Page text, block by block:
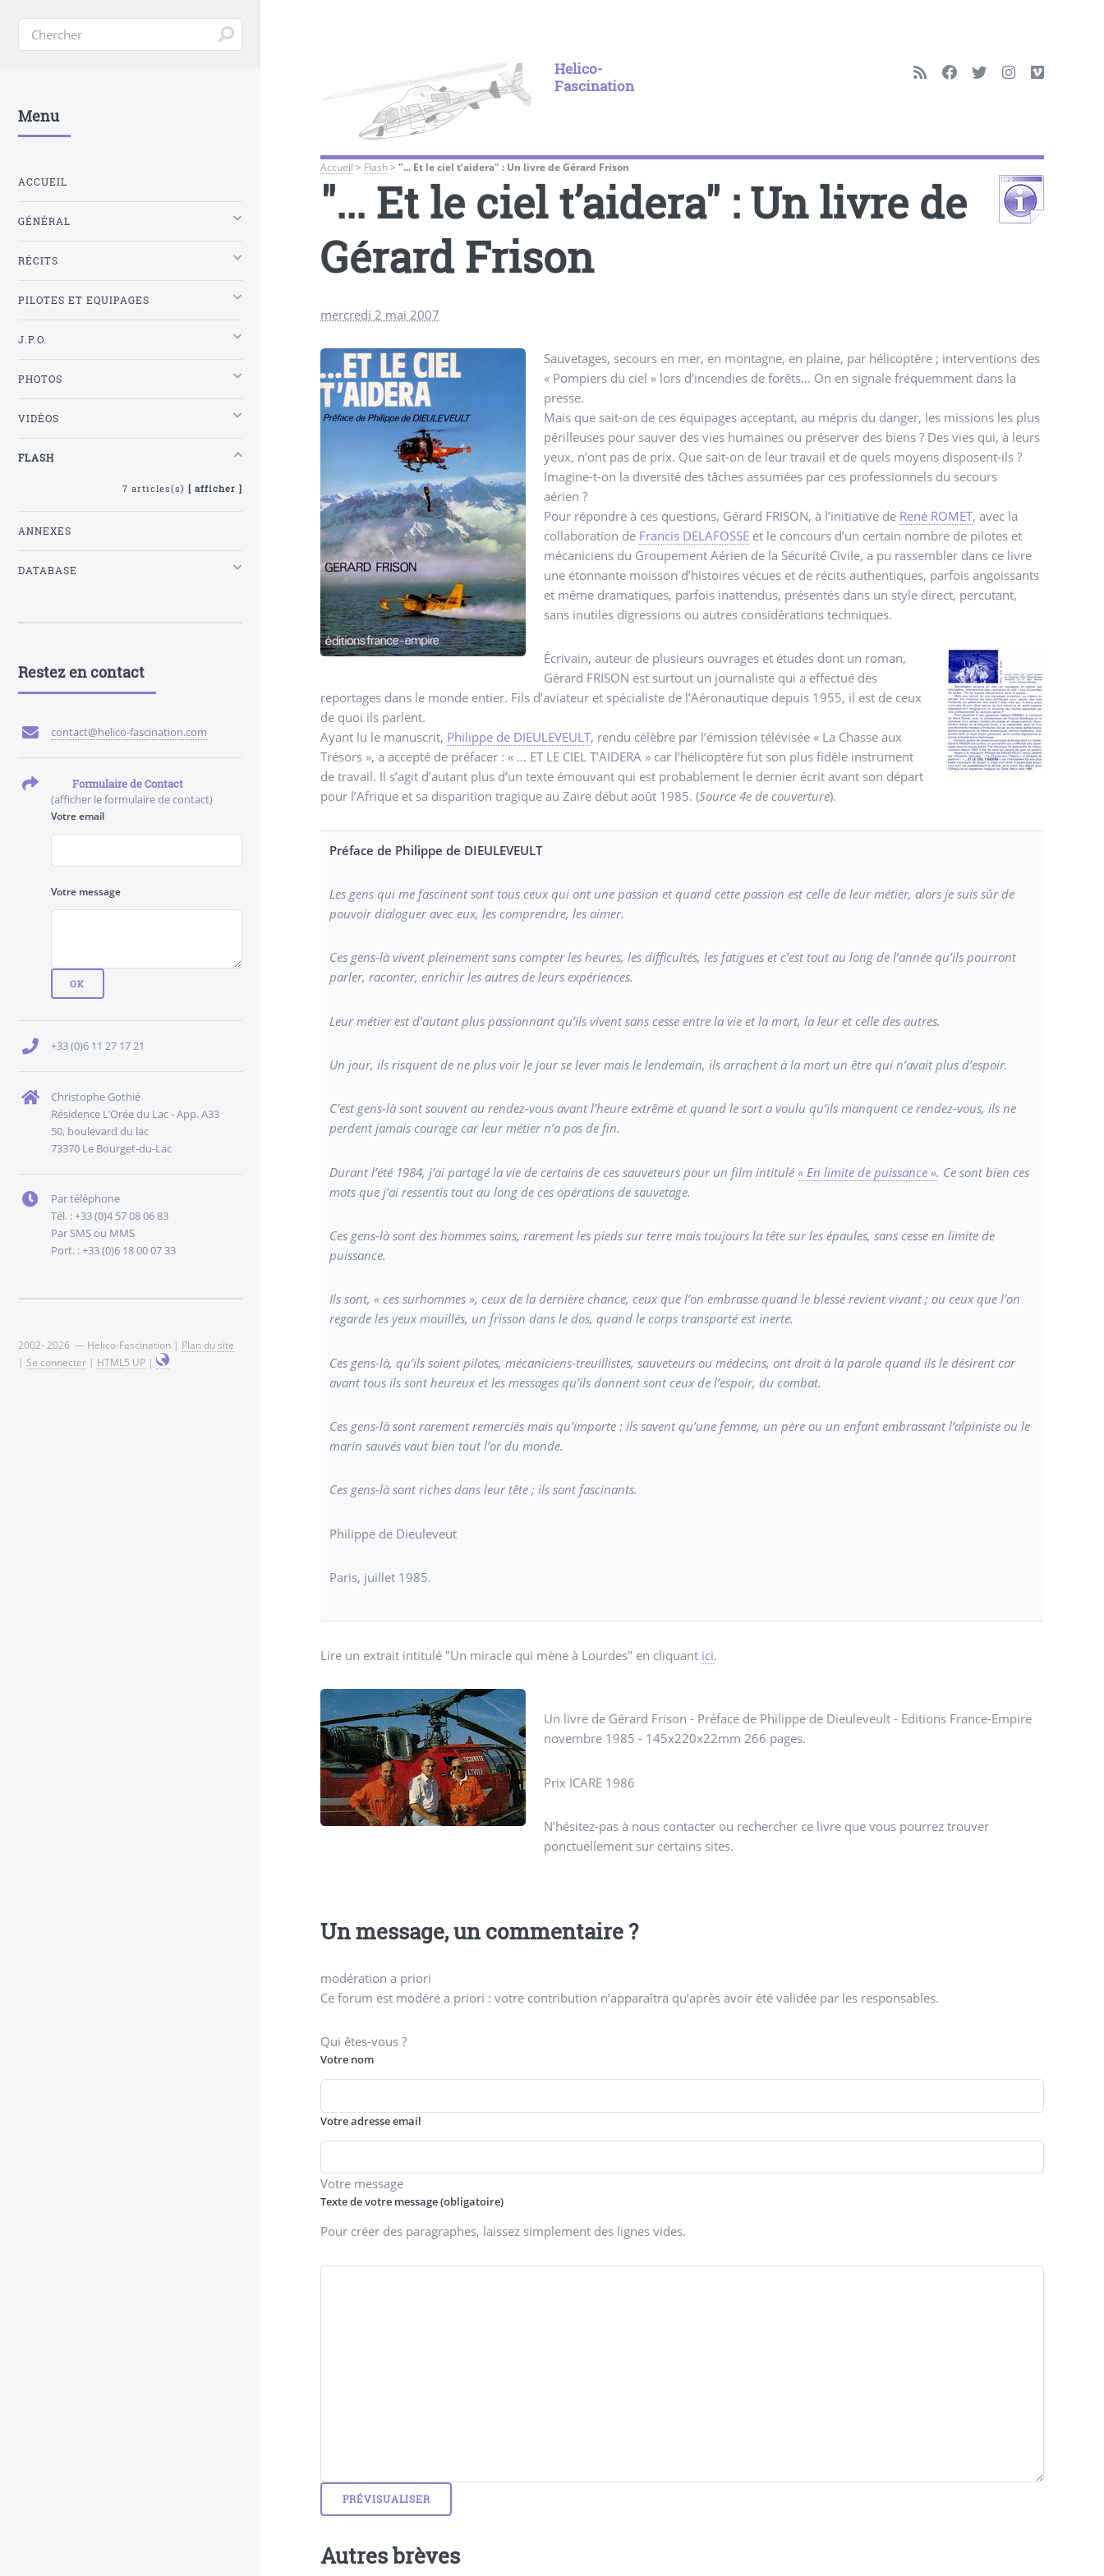
Helico-
Fascination
Accueil > Flash>"... Et le ciel t’aidera" : Un livre de Gérard Frison
"... Et le ciel t’aidera" : Un livre de
Gérard Frison
mercredi 2 mai 2007
Sauvetages, secours en mer, en montagne, en plaine, par hélicoptère ; interventions des
« Pompiers du ciel » lors d’incendies de forêts… On en signale fréquemment dans la
presse.
Mais que sait-on de ces équipages acceptant, au mépris du danger, les missions les plus
périlleuses pour sauver des vies humaines ou préserver des biens ? Des vies qui, à leurs
yeux, n’ont pas de prix. Que sait-on de leur travail et de quels moyens disposent-ils ?
Imagine-t-on la diversité des tâches assumées par ces professionnels du secours
aérien ?
Pour répondre à ces questions, Gérard FRISON, à l’initiative de René ROMET, avec la
collaboration de Francis DELAFOSSE et le concours d’un certain nombre de pilotes et
mécaniciens du Groupement Aérien de la Sécurité Civile, a pu rassembler dans ce livre
une étonnante moisson d’histoires vécues et de récits authentiques, parfois angoissants
et même dramatiques, parfois inattendus, présentés dans un style direct, percutant,
sans inutiles digressions ou autres considérations techniques.
Écrivain, auteur de plusieurs ouvrages et études dont un roman,
Gérard FRISON est surtout un journaliste qui a effectué des
reportages dans le monde entier. Fils d’aviateur et spécialiste de l’Aéronautique depuis 1955, il est de ceux
de quoi ils parlent.
Ayant lu le manuscrit, Philippe de DIEULEVEULT, rendu célèbre par l’émission télévisée « La Chasse aux
Trésors », a accepté de préfacer : « … ET LE CIEL T’AIDERA » car l’hélicoptère fut son plus fidèle instrument
de travail. Il s’agit d’autant plus d’un texte émouvant qui est probablement le dernier écrit avant son départ
pour l’Afrique et sa disparition tragique au Zaïre début août 1985. (Source 4e de couverture).
Préface de Philippe de DIEULEVEULT
Les gens qui me fascinent sont tous ceux qui ont une passion et quand cette passion est celle de leur métier, alors je suis sûr de
pouvoir dialoguer avec eux, les comprendre, les aimer.
Ces gens-là vivent pleinement sans compter les heures, les difficultés, les fatigues et c’est tout au long de l’année qu’ils pourront
parler, raconter, enrichir les autres de leurs expériences.
Leur métier est d’autant plus passionnant qu’ils vivent sans cesse entre la vie et la mort, la leur et celle des autres.
Un jour, ils risquent de ne plus voir le jour se lever mais le lendemain, ils arrachent à la mort un être qui n’avait plus d’espoir.
C’est gens-là sont souvent au rendez-vous avant l’heure extrême et quand le sort a voulu qu’ils manquent ce rendez-vous, ils ne
perdent jamais courage car leur métier n’a pas de fin.
Durant l’été 1984, j’ai partagé la vie de certains de ces sauveteurs pour un film intitulé « En limite de puissance ». Ce sont bien ces
mots que j’ai ressentis tout au long de ces opérations de sauvetage.
Ces gens-là sont des hommes sains, rarement les pieds sur terre mais toujours la tête sur les épaules, sans cesse en limite de
puissance.
Ils sont, « ces surhommes », ceux de la dernière chance, ceux que l’on embrasse quand le blessé revient vivant ; ou ceux que l’on
regarde les yeux mouillés, un frisson dans le dos, quand le corps transporté est inerte.
Ces gens-là, qu’ils soient pilotes, mécaniciens-treuillistes, sauveteurs ou médecins, ont droit à la parole quand ils le désirent car
avant tous ils sont heureux et les messages qu’ils donnent sont ceux de l’espoir, du combat.
Ces gens-là sont rarement remerciés mais qu’importe : ils savent qu’une femme, un père ou un enfant embrassant l’alpiniste ou le
marin sauvés vaut bien tout l’or du monde.
Ces gens-là sont riches dans leur tête ; ils sont fascinants.
Philippe de Dieuleveut
Paris, juillet 1985.
Lire un extrait intitulé "Un miracle qui mène à Lourdes" en cliquant ici.
Un livre de Gérard Frison - Préface de Philippe de Dieuleveult - Editions France-Empire
novembre 1985 - 145x220x22mm 266 pages.
Prix ICARE 1986
N’hésitez-pas à nous contacter ou rechercher ce livre que vous pourrez trouver
ponctuellement sur certains sites.
Un message, un commentaire ?
modération a priori
Ce forum est modéré a priori : votre contribution n’apparaîtra qu’après avoir été validée par les responsables.
Qui êtes-vous ?
Votre nom
Votre adresse email
Votre message
Texte de votre message (obligatoire)
Pour créer des paragraphes, laissez simplement des lignes vides.
Autres brèves
Menu
ACCUEIL
GÉNÉRAL
RÉCITS
PILOTES ET EQUIPAGES
J.P.O.
PHOTOS
VIDÉOS
FLASH
7 articles(s) [ afficher ]
ANNEXES
DATABASE
Restez en contact
contact@helico-fascination.com
Formulaire de Contact
(afficher le formulaire de contact)
Votre email
Votre message
+33 (0)6 11 27 17 21
Christophe Gothié
Résidence L’Orée du Lac - App. A33
50, boulevard du lac
73370 Le Bourget-du-Lac
Par téléphone
Tél. : +33 (0)4 57 08 06 83
Par SMS ou MMS
Port. : +33 (0)6 18 00 07 33
2002- 2026 — Helico-Fascination | Plan du site
| Se connecter | HTML5 UP |